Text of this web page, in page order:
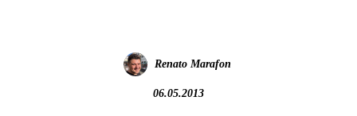
Renato Marafon
06.05.2013